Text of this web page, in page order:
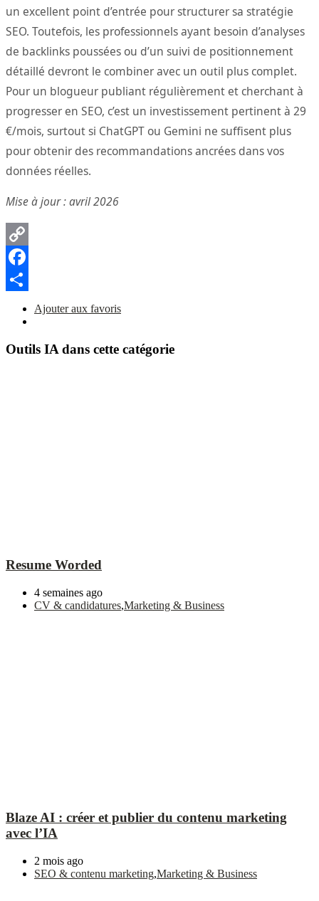
un excellent point d’entrée pour structurer sa stratégie
SEO. Toutefois, les professionnels ayant besoin d’analyses
de backlinks poussées ou d’un suivi de positionnement
détaillé devront le combiner avec un outil plus complet.
Pour un blogueur publiant régulièrement et cherchant à
progresser en SEO, c’est un investissement pertinent à 29
€/mois, surtout si ChatGPT ou Gemini ne suffisent plus
pour obtenir des recommandations ancrées dans vos
données réelles.
Mise à jour : avril 2026
Copy
Link
Facebook
PartagerAjouter aux favoris
Outils IA dans cette catégorie
Resume Worded
4 semaines ago
CV & candidatures,Marketing & Business
Blaze AI : créer et publier du contenu marketing
avec l’IA
2 mois ago
SEO & contenu marketing,Marketing & Business